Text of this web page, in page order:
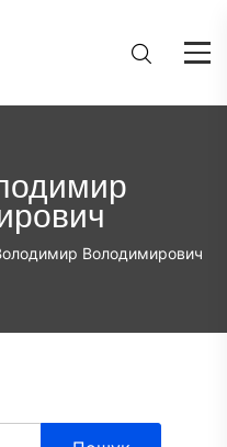
Володимир Володимирович